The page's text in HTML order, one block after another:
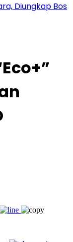
Diungkap Bos